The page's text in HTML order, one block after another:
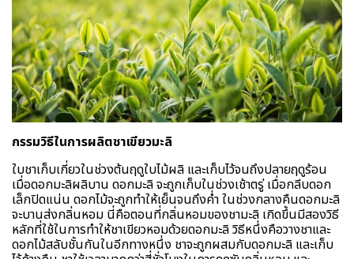
กรรมวิธีในการผลิตชาเขียวมะลิ
ใบชาเก็บเกี่ยวในช่วงต้นฤดูใบไม้ผลิ และเก็บไว้จนถึงปลายฤดูร้อน
เมื่อดอกมะลิผลิบาน ดอกมะลิ จะถูกเก็บในช่วงเช้าตรู่ เมื่อกลีบดอก
เล็กปิดแน่น ดอกไม้จะถูกทำให้เย็นจนถึงค่ำ ในช่วงกลางคืนดอกมะลิ
จะบานส่งกลิ่นหอม นี่คือตอนที่กลิ่นหอมของชามะลิ เกิดขึ้นมีสองวิธี
หลักที่ใช้ในการทำให้ชาเขียวหอมด้วยดอกมะลิ วิธีหนึ่งคือวางชาและ
ดอกไม้สลับชั้นกันในอีกทางหนึ่ง ชาจะถูกผสมกับดอกมะลิ และเก็บ